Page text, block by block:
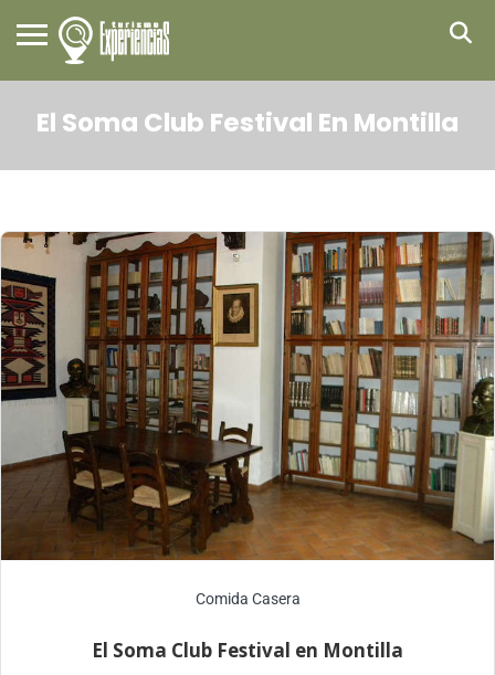
El Soma Club Festival En Montilla
Comida Casera
El Soma Club Festival en Montilla